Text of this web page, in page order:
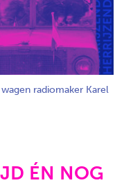
radiomaker Karel
ÉN NOG